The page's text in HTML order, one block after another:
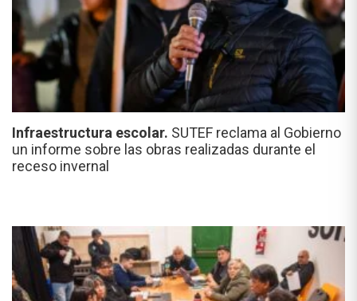
Infraestructura escolar. SUTEF reclama al Gobierno
un informe sobre las obras realizadas durante el
receso invernal